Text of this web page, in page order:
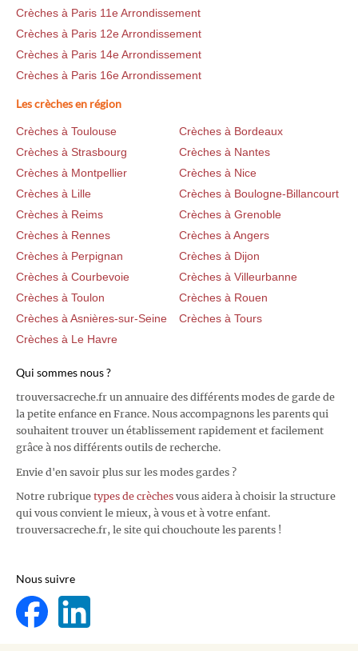
Crèches à Paris 11e Arrondissement
Crèches à Paris 12e Arrondissement
Crèches à Paris 14e Arrondissement
Crèches à Paris 16e Arrondissement
Les crèches en région
Crèches à Toulouse
Crèches à Bordeaux
Crèches à Strasbourg
Crèches à Nantes
Crèches à Montpellier
Crèches à Nice
Crèches à Lille
Crèches à Boulogne-Billancourt
Crèches à Reims
Crèches à Grenoble
Crèches à Rennes
Crèches à Angers
Crèches à Perpignan
Crèches à Dijon
Crèches à Courbevoie
Crèches à Villeurbanne
Crèches à Toulon
Crèches à Rouen
Crèches à Asnières-sur-Seine
Crèches à Tours
Crèches à Le Havre
Qui sommes nous ?
trouversacreche.fr un annuaire des différents modes de garde de
la petite enfance en France. Nous accompagnons les parents qui
souhaitent trouver un établissement rapidement et facilement
grâce à nos différents outils de recherche.
Envie d'en savoir plus sur les modes gardes ?
Notre rubrique types de crèches vous aidera à choisir la structure
qui vous convient le mieux, à vous et à votre enfant.
trouversacreche.fr, le site qui chouchoute les parents !
Nous suivre